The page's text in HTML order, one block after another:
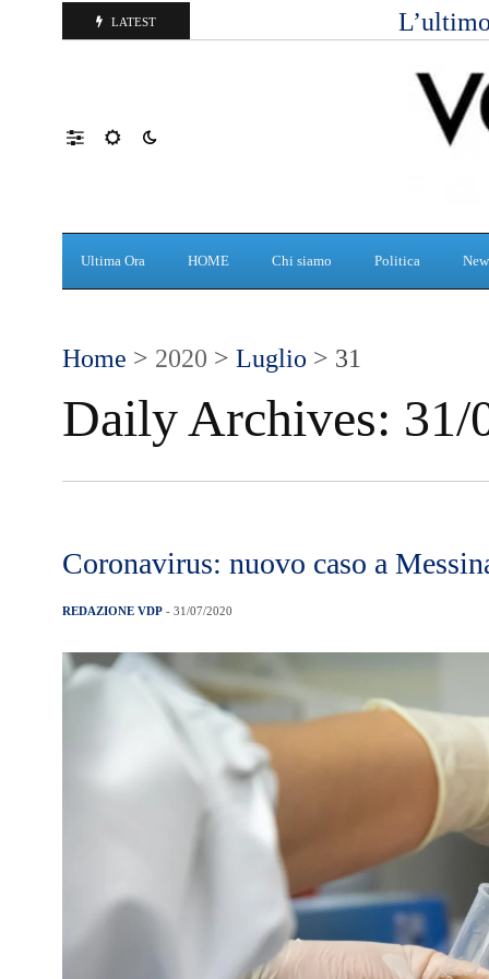
LATEST
Ultima Ora HOME Chi siamo Politica
Home > 2020 > Luglio > 31
Daily Archives: 31/
Coronavirus: nuovo caso a
REDAZIONE VDP - 31/07/2020